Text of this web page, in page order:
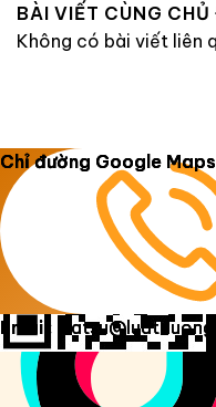
BÀI VIẾT CÙNG CHỦ
Không có bài viết liên
Copyright